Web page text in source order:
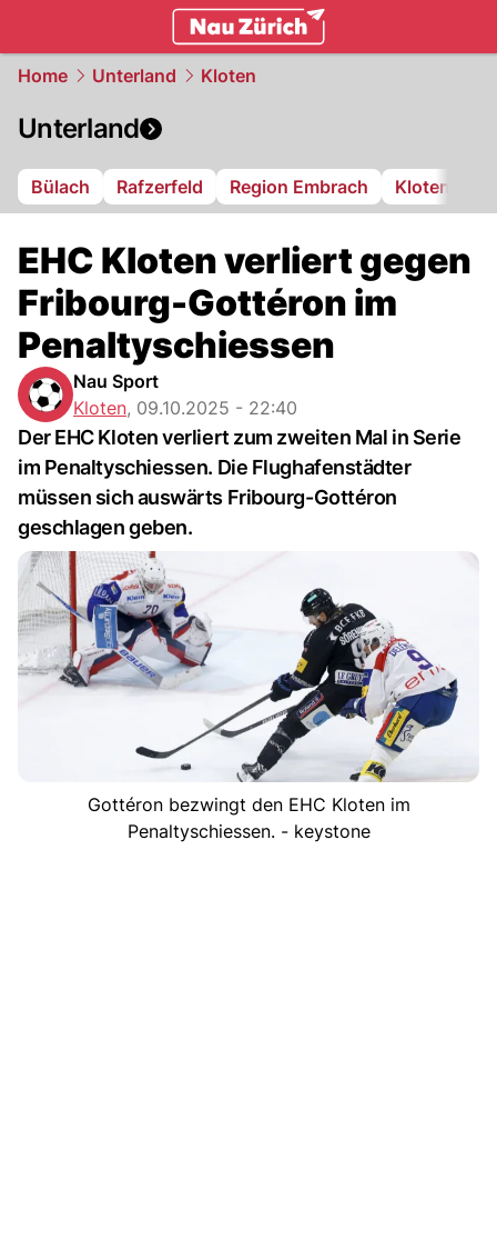
Home Unterland Kloten
Unterland
Bülach Rafzerfeld Region Embrach Kloten
EHC Kloten verliert gegen
Fribourg-Gottéron im
Penaltyschiessen
Nau Sport
Kloten, 09.10.2025 - 22:40
Der EHC Kloten verliert zum zweiten Mal in Serie
im Penaltyschiessen. Die Flughafenstädter
müssen sich auswärts Fribourg-Gottéron
geschlagen geben.
Gottéron bezwingt den EHC Kloten im
Penaltyschiessen. - keystone